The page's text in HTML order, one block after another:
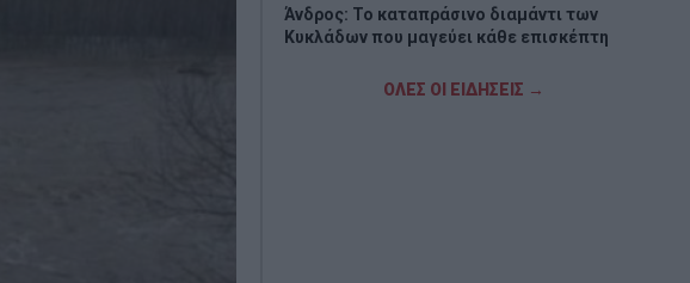
Άνδρος: Το καταπράσινο διαμάντι των
Κυκλάδων που μαγεύει κάθε επισκέπτη
Αμαζόνιος: Στο χαμηλότερο επίπεδο
ΟΛΕΣ ΟΙ ΕΙΔΗΣΕΙΣ →